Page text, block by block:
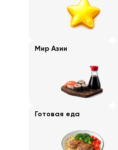
Мир Азии
Готовая еда